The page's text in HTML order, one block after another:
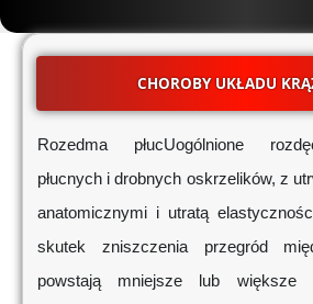
CHOROBY UKŁADU
Rozedma płucUogólnione
płucnych i drobnych oskrzelików, z
anatomicznymi i utratą
skutek zniszczenia przegród
powstają mniejsze lub większe